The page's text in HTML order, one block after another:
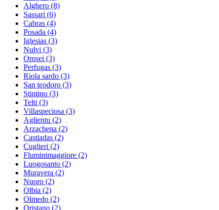
Alghero (8)
Sassari (6)
Cabras (4)
Posada (4)
Iglesias (3)
Nulvi (3)
Orosei (3)
Perfugas (3)
Riola sardo (3)
San teodoro (3)
Stintino (3)
Telti (3)
Villaspeciosa (3)
Aglientu (2)
Arzachena (2)
Castiadas (2)
Cuglieri (2)
Fluminimaggiore (2)
Luogosanto (2)
Muravera (2)
Nuoro (2)
Olbia (2)
Olmedo (2)
Oristano (2)